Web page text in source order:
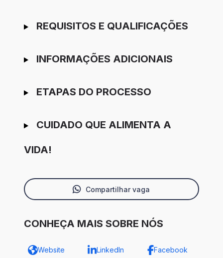
REQUISITOS E QUALIFICAÇÕES
INFORMAÇÕES ADICIONAIS
ETAPAS DO PROCESSO
CUIDADO QUE ALIMENTA A
VIDA!
Compartilhar vaga
CONHEÇA MAIS SOBRE NÓS
Website LinkedIn Facebook